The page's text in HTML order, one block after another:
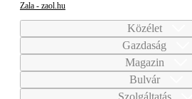
Zala - zaol.hu
Közélet
Gazdaság
Magazin
Bulvár